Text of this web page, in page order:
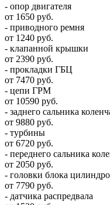
- опор двигателя
от 1650 руб.
- приводного ремня
от 1240 руб.
- клапанной крышки
от 2390 руб.
- прокладки ГБЦ
от 7470 руб.
- цепи ГРМ
от 10590 руб.
- заднего сальника
от 9880 руб.
- турбины
от 6720 руб.
- переднего сальника
от 2050 руб.
- головки блока
от 7790 руб.
- датчика распредвала